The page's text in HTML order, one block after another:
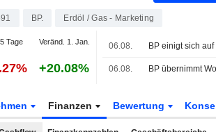
BP. Erdöl / Gas - Marketing
Tage Veränd. 1. Jan.
+20.08%
06.08.
06.08.
Finanzen Bewertung